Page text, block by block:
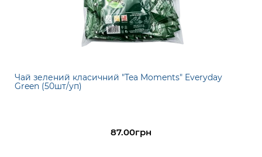
Чай зелений класичний "Tea Moments" Everyday
Green (50шт/уп)
87.00грн